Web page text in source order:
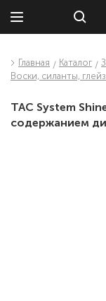
Главная Каталог
Воски, силанты,
TAC System
содержанием